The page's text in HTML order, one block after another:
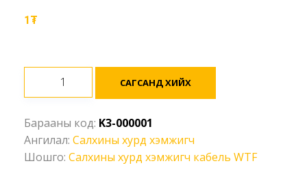
1₮
-
WTF-
B500
САГСАНД ХИЙХ
Барааны код: K3-000001
Ангилал: Салхины хурд хэмжигч
Шошго: Салхины хурд хэмжигч кабель WTF